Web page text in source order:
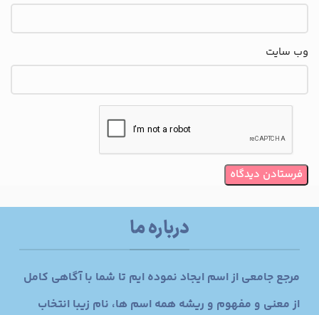
وب‌ سایت
درباره ما
مرجع جامعی از اسم ایجاد نموده ایم تا شما با آگاهی کامل
از معنی و مفهوم و ریشه همه اسم ها، نام زیبا انتخاب